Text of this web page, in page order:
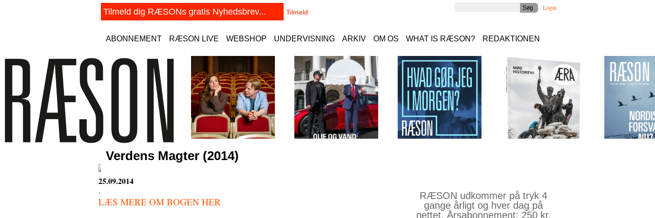
Login
ABONNEMENT RÆSON LIVE WEBSHOP UNDERVISNING ARKIV OM OS WHAT IS RÆSON? REDAKTIONEN
Verdens Magter (2014)
25.09.2014
.
LÆS MERE OM BOGEN HER
RÆSON udkommer på tryk 4
gange årligt og hver dag på
nettet. Årsabonnement: 250 kr.